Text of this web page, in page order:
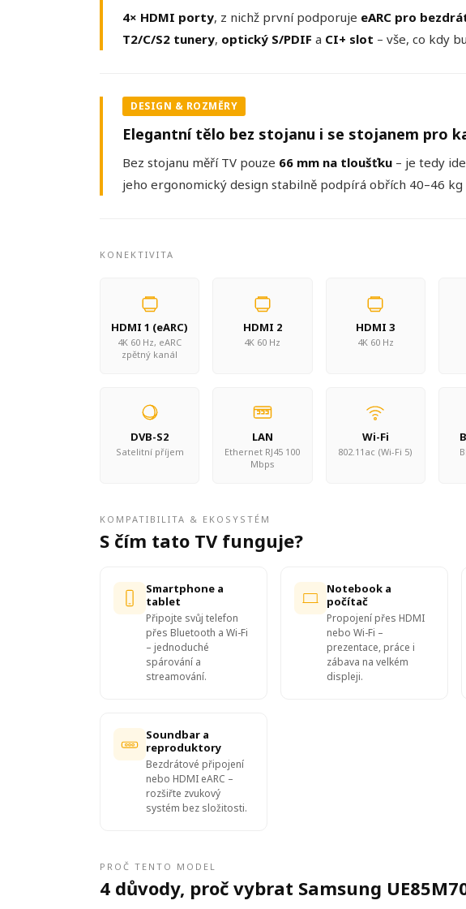
4× HDMI porty, z nichž první podporuje eARC pro
T2/C/S2 tunery, optický S/PDIF a CI+ slot – vše, co kdy
DESIGN & ROZMĚRY
Elegantní tělo bez stojanu i se stojanem pro
Bez stojanu měří TV pouze 66 mm na tloušťku – je tedy
jeho ergonomický design stabilně podpírá obřích 40–46
KONEKTIVITA
HDMI 1 (eARC)
4K 60 Hz, eARC
zpětný kanál
HDMI 2
4K 60 Hz
HDMI 3
4K 60 Hz
DVB-S2
Satelitní příjem
LAN
Ethernet RJ45 100
Mbps
Wi-Fi
802.11ac (Wi-Fi 5)
KOMPATIBILITA & EKOSYSTÉM
S čím tato TV funguje?
Smartphone a
tablet
Připojte svůj telefon
přes Bluetooth a Wi-Fi
– jednoduché
spárování a
streamování.
Notebook a
počítač
Propojení přes HDMI
nebo Wi-Fi –
prezentace, práce i
zábava na velkém
displeji.
Soundbar a
reproduktory
Bezdrátové připojení
nebo HDMI eARC –
rozšiřte zvukový
systém bez složitosti.
PROČ TENTO MODEL
4 důvody, proč vybrat Samsung